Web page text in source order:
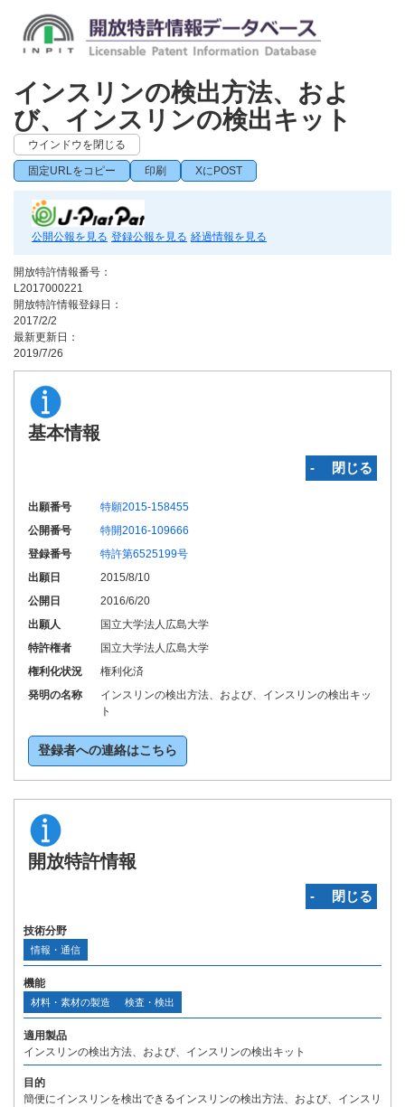
インスリンの検出方法、およ
び、インスリンの検出キット
ウインドウを閉じる
固定URLをコピー 印刷 XにPOST
公開公報を見る 登録公報を見る 経過情報を見る
開放特許情報番号：
L2017000221
開放特許情報登録日：
2017/2/2
最新更新日：
2019/7/26
基本情報
‐ 閉じる
出願番号
特願2015-158455
公開番号
特開2016-109666
登録番号
特許第6525199号
出願日
2015/8/10
公開日
2016/6/20
出願人
国立大学法人広島大学
特許権者
国立大学法人広島大学
権利化状況
権利化済
発明の名称
インスリンの検出方法、および、インスリンの検出キッ
ト
登録者への連絡はこちら
開放特許情報
‐ 閉じる
技術分野
情報・通信
機能
材料・素材の製造 検査・検出
適用製品
インスリンの検出方法、および、インスリンの検出キット
目的
簡便にインスリンを検出できるインスリンの検出方法、および、インスリ